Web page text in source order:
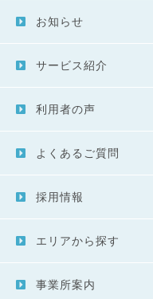
お知らせ
サービス紹介
利用者の声
よくあるご質問
採用情報
エリアから探す
事業所案内